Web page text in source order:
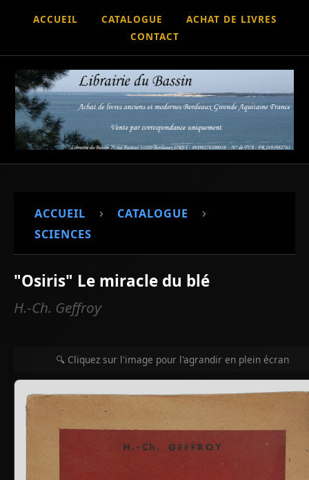
ACCUEIL CATALOGUE
ACHAT DE LIVRES
CONTACT
ACCUEIL › CATALOGUE ›
SCIENCES
"Osiris" Le miracle du blé
H.-Ch. Geffroy
🔍 Cliquez sur l'image pour l'agrandir en plein écran